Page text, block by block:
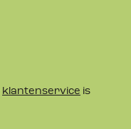
klantenservice is